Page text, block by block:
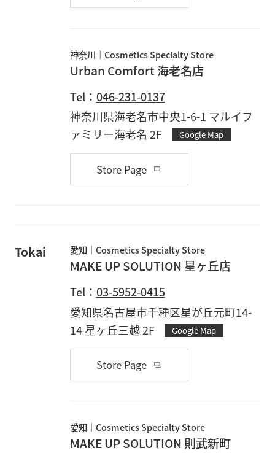
神奈川 Cosmetics Specialty Store
Urban Comfort 海老名店
Tel： 046-231-0137
神奈川県海老名市中央1-6-1 マルイフ
ァミリー海老名 2F
Google Map
Store Page
Tokai 愛知 Cosmetics Specialty Store
MAKE UP SOLUTION 星ヶ丘店
Tel： 03-5952-0415
愛知県名古屋市千種区星が丘元町14-
14 星ヶ丘三越 2F
Google Map
Store Page
愛知 Cosmetics Specialty Store
MAKE UP SOLUTION 則武新町